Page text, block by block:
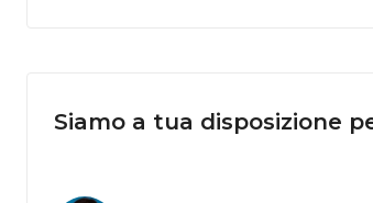
Siamo a tua disposizione